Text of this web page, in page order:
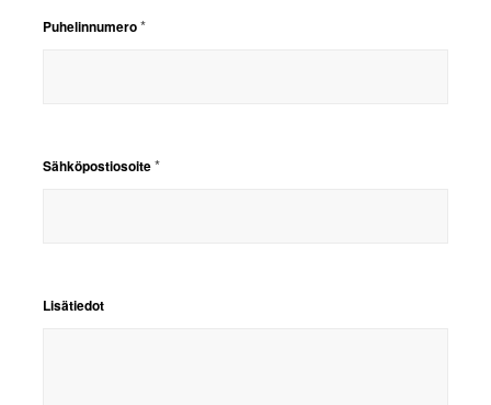
Puhelinnumero*
Sähköpostiosoite*
Lisätiedot